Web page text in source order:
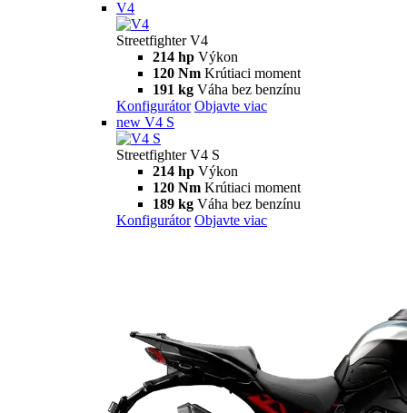
Streetfighter
V2
Streetfighter V2
120 HP Výkon
93,3 Nm Krútiaci moment
93,3 Nm
175 kg Váha bez benzínu
Konfigurátor Objavte viac